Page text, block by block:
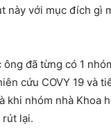
này với mục đích gì
đã từng có 1
cứu COVY 19 và
khi nhóm nhà Khoa
rút lại.